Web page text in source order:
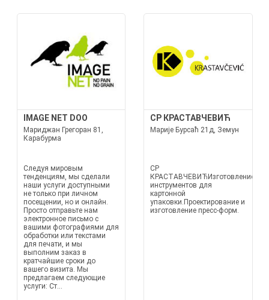
IMAGE NET DOO
Мариджан Грегоран 81,
Карабурма
Следуя мировым
тенденциям, мы сделали
наши услуги доступными
не только при личном
посещении, но и онлайн.
Просто отправьте нам
электронное письмо с
вашими фотографиями для
обработки или текстами
для печати, и мы
выполним заказ в
кратчайшие сроки до
вашего визита. Мы
предлагаем следующие
услуги: Ст...
СР КРАСТАВЧЕВИЋ
Марије Бурсаћ 21д, Земун
СР
КРАСТАВЧЕВИЋИзготовление
инструментов для
картонной
упаковки.Проектирование и
изготовление пресс-форм.